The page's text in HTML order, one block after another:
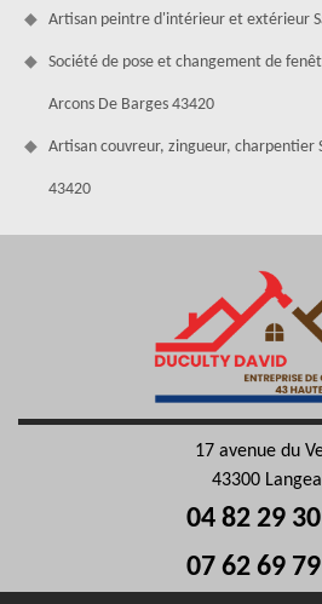
Artisan peintre d'intérieur et extérieur
Société de pose et changement de
Arcons De Barges 43420
Artisan couvreur, zingueur, charpentier
43420
17 avenue du
43300
04 82 29
07 62 69